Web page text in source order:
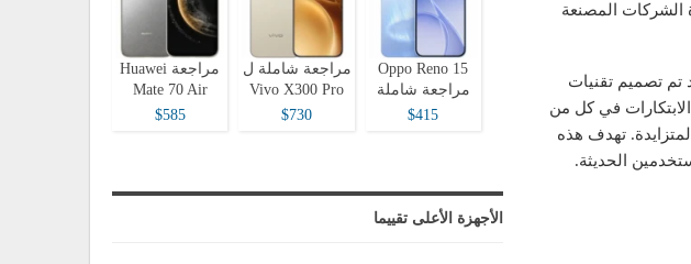
الشركات المصنعة
تم تصميم تقنيات
في كل من
تهدف هذه
الحديثة.
Oppo Reno 15
مراجعة شاملة
$415
مراجعة شاملة ل
Vivo X300 Pro
$730
مراجعة Huawei
Mate 70 Air
$585
الأجهزة الأعلى تقييما